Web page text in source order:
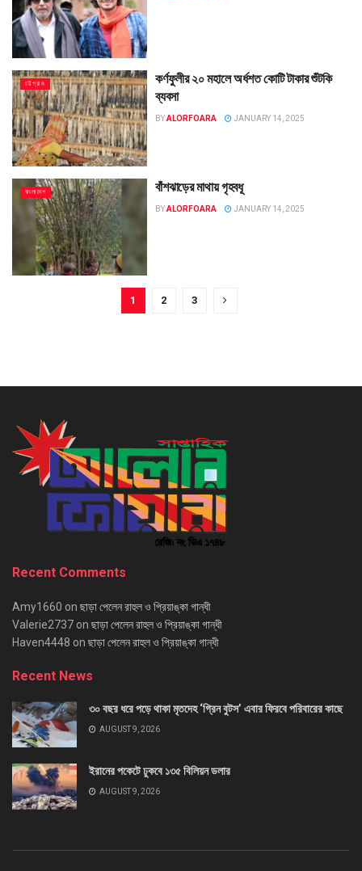
চট্টগ্রাম
কর্ণফুলীর ২০ মহালে অর্ধশত কোটি টাকার শুঁটকি
ব্যবসা
BYALORFOARA JANUARY 14, 2025
বাংলাদেশ বাঁশঝাড়ের মাথায় গৃহবধূ
BYALORFOARA JANUARY 14, 2025
1 2 3
Recent Comments
Amy1660 on ছাড়া পেলেন রাহুল ও প্রিয়াঙ্কা গান্ধী
Valerie2737 on ছাড়া পেলেন রাহুল ও প্রিয়াঙ্কা গান্ধী
Haven4448 on ছাড়া পেলেন রাহুল ও প্রিয়াঙ্কা গান্ধী
Recent News
৩০ বছর ধরে পড়ে থাকা মৃতদেহ ‘গ্রিন বুটস’ এবার ফিরবে পরিবারের কাছে
AUGUST 9, 2026
ইরানের পকেটে ঢুকবে ১৩৫ বিলিয়ন ডলার
AUGUST 9, 2026